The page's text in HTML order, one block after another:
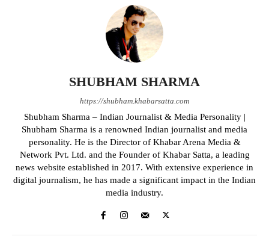
SHUBHAM SHARMA
https://shubham.khabarsatta.com
Shubham Sharma – Indian Journalist & Media Personality |
Shubham Sharma is a renowned Indian journalist and media
personality. He is the Director of Khabar Arena Media &
Network Pvt. Ltd. and the Founder of Khabar Satta, a leading
news website established in 2017. With extensive experience in
digital journalism, he has made a significant impact in the Indian
media industry.